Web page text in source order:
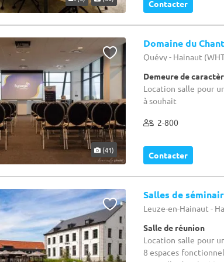
Contacter
(41)
Domaine du
Quévy - Hainaut
Demeure de
Location salle pour
à souhait
2-800
Contacter
Salles de
Leuze-en-Hainaut -
Salle de réunion
Location salle pour
8 espaces